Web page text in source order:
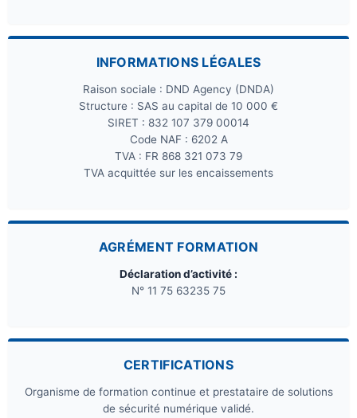
INFORMATIONS LÉGALES
Raison sociale : DND Agency (DNDA)
Structure : SAS au capital de 10 000 €
SIRET : 832 107 379 00014
Code NAF : 6202 A
TVA : FR 868 321 073 79
TVA acquittée sur les encaissements
AGRÉMENT FORMATION
Déclaration d’activité :
N° 11 75 63235 75
CERTIFICATIONS
Organisme de formation continue et prestataire de solutions
de sécurité numérique validé.